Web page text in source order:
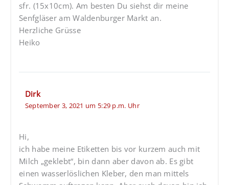
sfr. (15x10cm). Am besten Du siehst dir meine
Senfgläser am Waldenburger Markt an.
Herzliche Grüsse
Heiko
Dirk
September 3, 2021 um 5:29 p.m. Uhr
Hi,
ich habe meine Etiketten bis vor kurzem auch mit
Milch „geklebt“, bin dann aber davon ab. Es gibt
einen wasserlöslichen Kleber, den man mittels